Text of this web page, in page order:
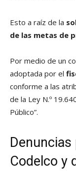
Esto a raíz de la
de las metas de
Por medio de un
adoptada por el
conforme a las
de la Ley N.º
Público”.
Codelco y